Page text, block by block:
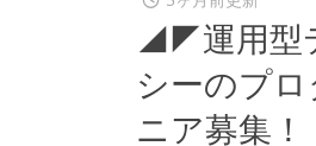
◢◤運用型
シーのプ
ニア募集！